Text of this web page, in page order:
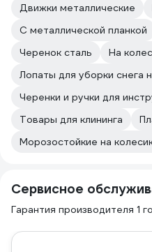
Движки металлические
С металлической планкой
Черенок сталь
На
Лопаты для уборки снега
Черенки и ручки для
Товары для клининга
Морозостойкие на
Сервисное
Гарантия производителя 1